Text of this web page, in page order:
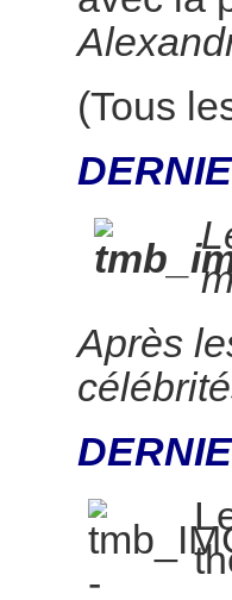
(Tous
Après